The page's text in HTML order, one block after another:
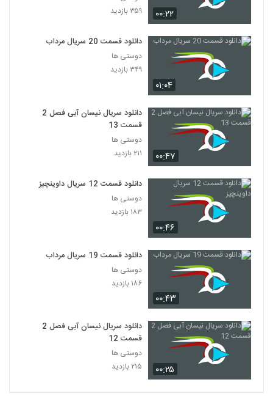
۰۰:۲۲
۳۵۹ بازدید
۰۱:۰۴
دانلود قسمت 20 سریال مرداب
دوستی ها
۳۴۹ بازدید
۰۰:۴۷
دانلود سریال نیسان آبی فصل 2
قسمت 13
دوستی ها
۲۱۱ بازدید
۰۰:۴۶
دانلود قسمت 12 سریال داوینچیز
دوستی ها
۱۸۳ بازدید
۰۰:۴۳
دانلود قسمت 19 سریال مرداب
دوستی ها
۱۸۶ بازدید
۰۰:۲۵
دانلود سریال نیسان آبی فصل 2
قسمت 12
دوستی ها
۲۱۵ بازدید